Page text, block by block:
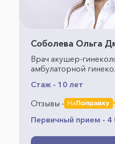
Соболева Ольга
Врач акушер-
амбулаторной
Стаж - 10 лет
Отзывы -
Первичный прием - 4